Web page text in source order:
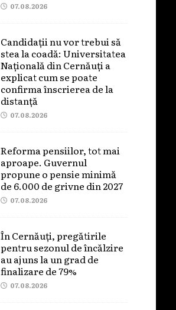
07.08.2026
Candidații nu vor trebui să
stea la coadă: Universitatea
Națională din Cernăuți a
explicat cum se poate
confirma înscrierea de la
distanță
07.08.2026
Reforma pensiilor, tot mai
aproape. Guvernul
propune o pensie minimă
de 6.000 de grivne din 2027
07.08.2026
În Cernăuți, pregătirile
pentru sezonul de încălzire
au ajuns la un grad de
finalizare de 79%
07.08.2026